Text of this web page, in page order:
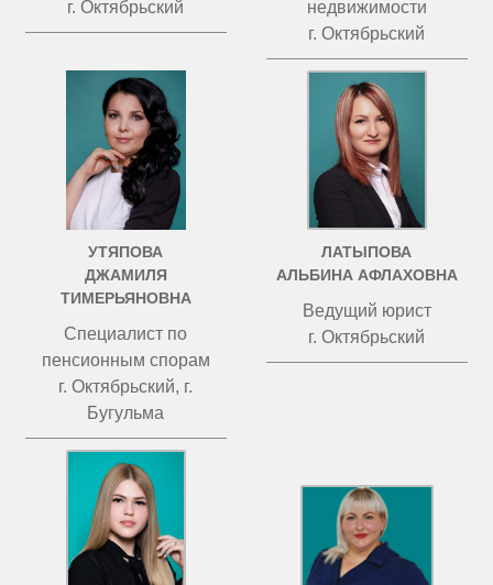
г. Октябрьский
недвижимости
г. Октябрьский
УТЯПОВА
ДЖАМИЛЯ
ТИМЕРЬЯНОВНА
Специалист по
пенсионным спорам
г. Октябрьский, г.
Бугульма
ЛАТЫПОВА
АЛЬБИНА АФЛАХОВНА
Ведущий юрист
г. Октябрьский